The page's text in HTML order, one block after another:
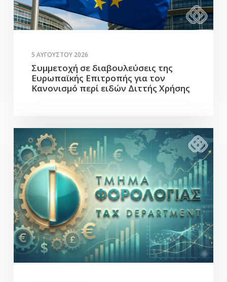
5 ΑΥΓΟΎΣΤΟΥ 2026
Συμμετοχή σε διαβουλεύσεις της
Ευρωπαϊκής Επιτροπής για τον
Κανονισμό περί ειδών Διττής Χρήσης